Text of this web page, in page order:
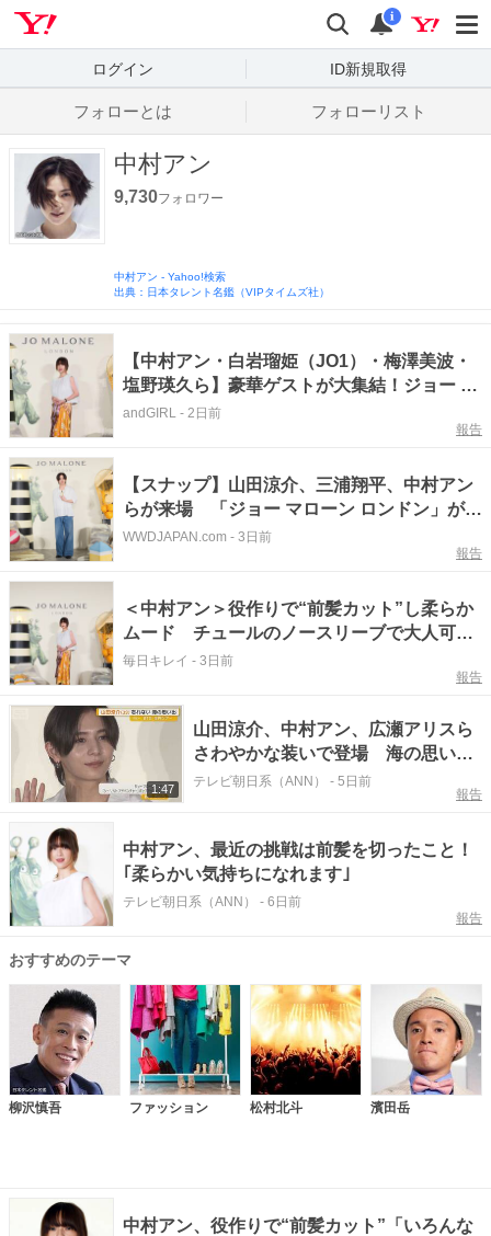
検索
通知
i
ログイン ID新規取得
フォローとは フォローリスト
中村アン
9,730フォロワー
中村アン - Yahoo!検索
出典：日本タレント名鑑（VIPタイムズ社）
【中村アン・白岩瑠姫（JO1）・梅澤美波・
塩野瑛久ら】豪華ゲストが大集結！ジョー マ
ローン ロンドン限定フレグランスポップアッ
andGIRL - 2日前
報告
【スナップ】山田涼介、三浦翔平、中村アン
らが来場 「ジョー マローン ロンドン」がポ
ップアップを原宿で開催
WWDJAPAN.com - 3日前
報告
＜中村アン＞役作りで“前髪カット”し柔らか
ムード チュールのノースリーブで大人可愛
く
毎日キレイ - 3日前
報告
1:47
山田涼介、中村アン、広瀬アリスら
さわやかな装いで登場 海の思い出
や最近の挑戦語る
テレビ朝日系（ANN） - 5日前
報告
中村アン、最近の挑戦は前髪を切ったこと！
｢柔らかい気持ちになれます｣
テレビ朝日系（ANN） - 6日前
報告
おすすめのテーマ
柳沢慎吾 ファッション 松村北斗 濱田岳
中村アン、役作りで“前髪カット”「いろんな